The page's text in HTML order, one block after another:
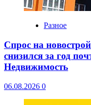
Разное
Спрос на
снизился за год
Недвижимость
06.08.2026 0